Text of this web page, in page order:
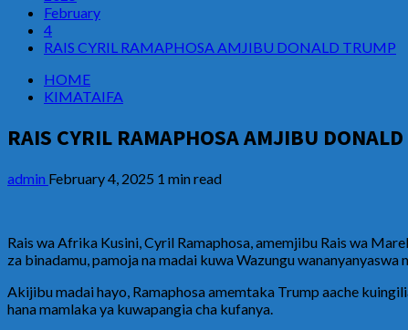
February
4
RAIS CYRIL RAMAPHOSA AMJIBU DONALD TRUMP
HOME
KIMATAIFA
RAIS CYRIL RAMAPHOSA AMJIBU
admin February 4, 2025 1 min read
Rais wa Afrika Kusini, Cyril Ramaphosa, amemjibu Rais wa
za binadamu, pamoja na madai kuwa Wazungu
Akijibu madai hayo, Ramaphosa amemtaka Trump aache
hana mamlaka ya kuwapangia cha kufanya.